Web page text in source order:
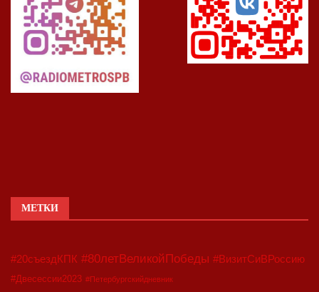
МЕТКИ
#20съездКПК #80летВеликойПобеды #ВизитСиВРоссию
#Двесессии2023 #Петербургскийдневник